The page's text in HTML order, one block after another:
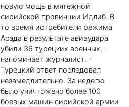
новую мощь в мятежной
сирийской провинции Идлиб. В
то время истребители режима
Асада в результате авиаудара
убили 36 турецких военных, -
напоминает журналист. -
Турецкий ответ последовал
незамедлительно. За неделю
было уничтожено более 100
боевых машин сирийской армии